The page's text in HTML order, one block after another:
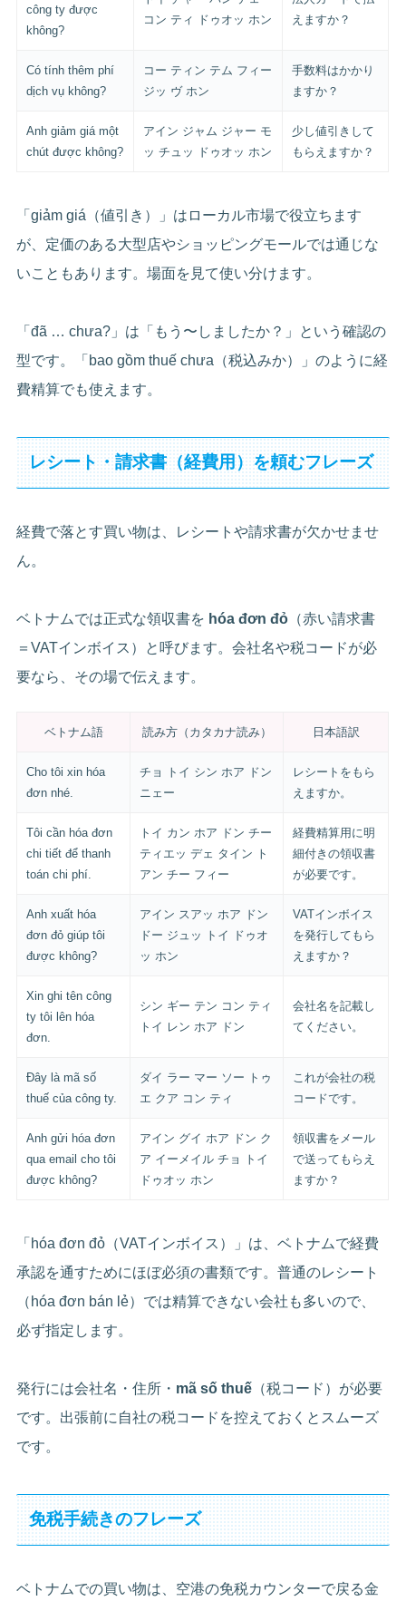
công ty được
không?
コン ティ ドゥオッ ホン
えますか？
Có tính thêm phí
dịch vụ không?
コー ティン テム フィー
ジッ ヴ ホン
手数料はかかり
ますか？
Anh giảm giá một
chút được không?
アイン ジャム ジャー モ
ッ チュッ ドゥオッ ホン
少し値引きして
もらえますか？
「giảm giá（値引き）」はローカル市場で役立ちます
が、定価のある大型店やショッピングモールでは通じな
いこともあります。場面を見て使い分けます。
「đã … chưa?」は「もう〜しましたか？」という確認の
型です。「bao gồm thuế chưa（税込みか）」のように経
費精算でも使えます。
レシート・請求書（経費用）を頼むフレーズ
経費で落とす買い物は、レシートや請求書が欠かせませ
ん。
ベトナムでは正式な領収書を hóa đơn đỏ （赤い請求書
＝VATインボイス）と呼びます。会社名や税コードが必
要なら、その場で伝えます。
ベトナム語 読み方（カタカナ読み） 日本語訳
Cho tôi xin hóa
đơn nhé.
チョ トイ シン ホア ドン
ニェー
レシートをもら
えますか。
Tôi cần hóa đơn
chi tiết để thanh
toán chi phí.
トイ カン ホア ドン チー
ティエッ デェ タイン ト
アン チー フィー
経費精算用に明
細付きの領収書
が必要です。
Anh xuất hóa
đơn đỏ giúp tôi
được không?
アイン スアッ ホア ドン
ドー ジュッ トイ ドゥオ
ッ ホン
VATインボイス
を発行してもら
えますか？
Xin ghi tên công
ty tôi lên hóa
đơn.
シン ギー テン コン ティ
トイ レン ホア ドン
会社名を記載し
てください。
Đây là mã số
thuế của công ty.
ダイ ラー マー ソー トゥ
エ クア コン ティ
これが会社の税
コードです。
Anh gửi hóa đơn
qua email cho tôi
được không?
アイン グイ ホア ドン ク
ア イーメイル チョ トイ
ドゥオッ ホン
領収書をメール
で送ってもらえ
ますか？
「hóa đơn đỏ（VATインボイス）」は、ベトナムで経費
承認を通すためにほぼ必須の書類です。普通のレシート
（hóa đơn bán lẻ）では精算できない会社も多いので、
必ず指定します。
発行には会社名・住所・ mã số thuế （税コード）が必要
です。出張前に自社の税コードを控えておくとスムーズ
です。
免税手続きのフレーズ
ベトナムでの買い物は、空港の免税カウンターで戻る金